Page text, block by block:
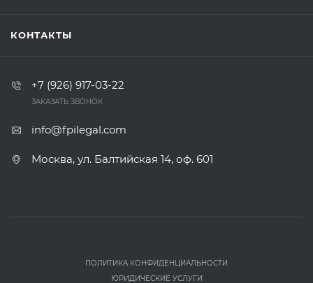
КОНТАКТЫ
+7 (926) 917-03-22
ЗАКАЗАТЬ ЗВОНОК
info@fpilegal.com
Москва, ул. Балтийская 14, оф. 601
ПОЛИТИКА КОНФИДЕНЦИАЛЬНОСТИ
ЮРИДИЧЕСКИЕ УСЛУГИ